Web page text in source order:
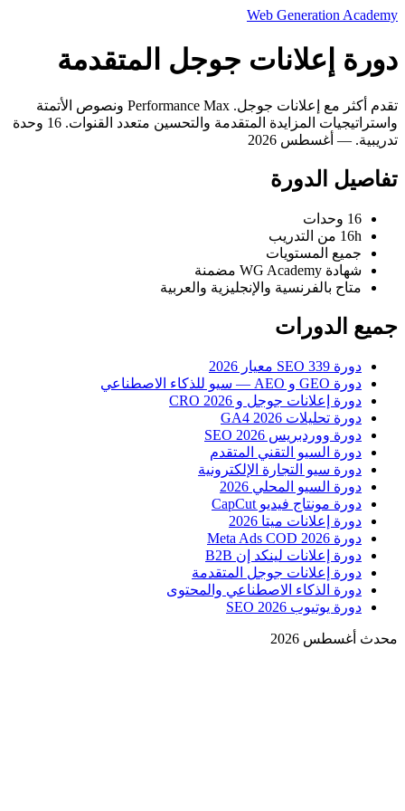
Web Generation Academy
دورة إعلانات جوجل المتقدمة
تقدم أكثر مع إعلانات جوجل. Performance Max ونصوص الأتمتة
واستراتيجيات المزايدة المتقدمة والتحسين متعدد القنوات. 16 وحدة
تدريبية. — أغسطس 2026
تفاصيل الدورة
16 وحدات
16h من التدريب
جميع المستويات
شهادة WG Academy مضمنة
متاح بالفرنسية والإنجليزية والعربية
جميع الدورات
دورة SEO 339 معيار 2026
دورة GEO و AEO — سيو للذكاء الاصطناعي
دورة إعلانات جوجل و CRO 2026
دورة تحليلات GA4 2026
دورة ووردبريس SEO 2026
دورة السيو التقني المتقدم
دورة سيو التجارة الإلكترونية
دورة السيو المحلي 2026
دورة مونتاج فيديو CapCut
دورة إعلانات ميتا 2026
دورة Meta Ads COD 2026
دورة إعلانات لينكد إن B2B
دورة إعلانات جوجل المتقدمة
دورة الذكاء الاصطناعي والمحتوى
دورة يوتيوب SEO 2026
محدث أغسطس 2026